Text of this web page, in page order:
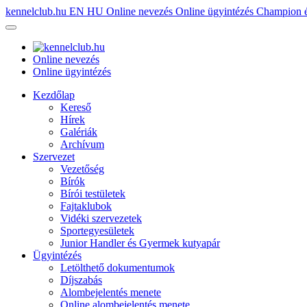
kennelclub.hu EN HU Online nevezés Online ügyintézés Champion
Online nevezés
Online ügyintézés
Kezdőlap
Kereső
Hírek
Galériák
Archívum
Szervezet
Vezetőség
Bírók
Bírói testületek
Fajtaklubok
Vidéki szervezetek
Sportegyesületek
Junior Handler és Gyermek kutyapár
Ügyintézés
Letölthető dokumentumok
Díjszabás
Alombejelentés menete
Online alombejelentés menete